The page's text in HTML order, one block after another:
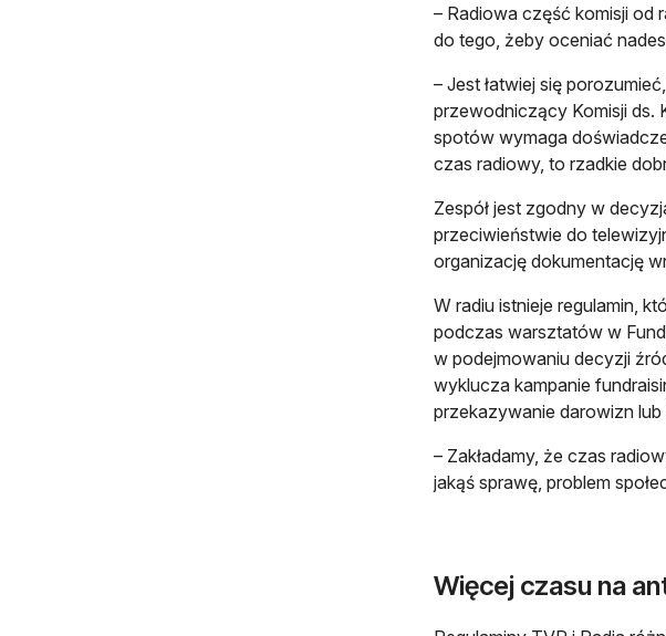
– Radiowa część komisji od
do tego, żeby oceniać
– Jest łatwiej się
przewodniczący Komisji ds.
spotów wymaga
czas radiowy, to rzadkie
Zespół jest zgodny w
przeciwieństwie do
organizację dokumentację
W radiu istnieje regulamin,
podczas warsztatów w
w podejmowaniu decyzji
wyklucza kampanie
przekazywanie darowizn lub
– Zakładamy, że czas
jakąś sprawę, problem
Więcej czasu na